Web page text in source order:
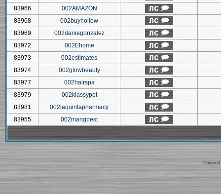
83966
002AMAZON
83968
002buyhollow
83969
002daniegonzalez
83972
002Ehome
83973
002estimates
83974
002glowbeauty
83977
002hairspa
83979
002klassypet
83981
002laquintapharmacy
83955
002mangpest